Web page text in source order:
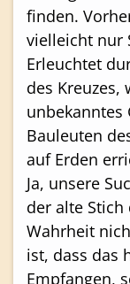
finden.
vielleicht nur
Erleuchtet
des
unbekanntes
Bauleuten
auf Erden
Ja, unsere
der alte
Wahrheit
ist, dass das
Empfangen,